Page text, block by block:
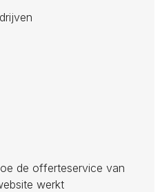
de offerteservice van
werkt